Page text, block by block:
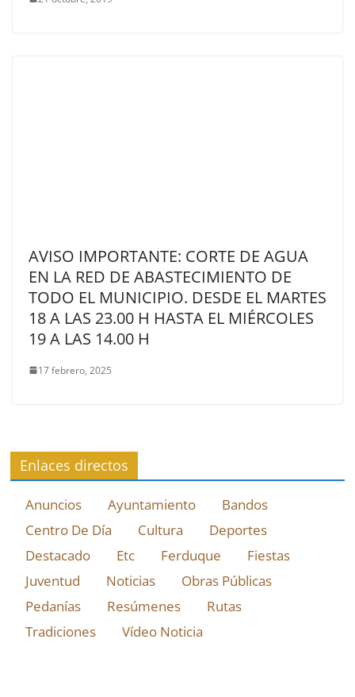
AVISO IMPORTANTE: CORTE DE AGUA
EN LA RED DE ABASTECIMIENTO DE
TODO EL MUNICIPIO. DESDE EL MARTES
18 A LAS 23.00 H HASTA EL MIÉRCOLES
19 A LAS 14.00 H
17 febrero, 2025
Enlaces directos
Anuncios Ayuntamiento
Bandos
Centro De Día
Cultura
Deportes
Destacado
Etc Ferduque
Fiestas
Juventud
Noticias
Obras Públicas
Pedanías
Resúmenes
Rutas
Tradiciones
Vídeo Noticia